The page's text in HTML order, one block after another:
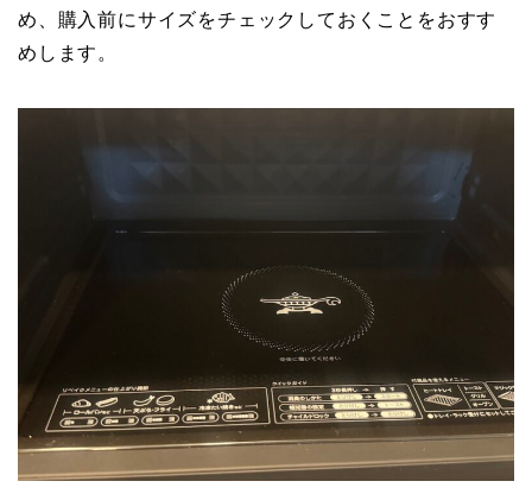
め、購入前にサイズをチェックしておくことをおすす
めします。